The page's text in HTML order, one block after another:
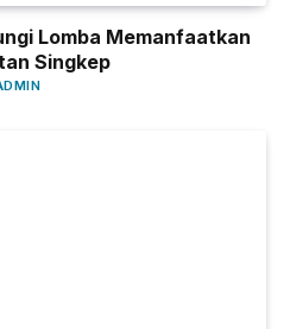
Lomba Memanfaatkan
Singkep